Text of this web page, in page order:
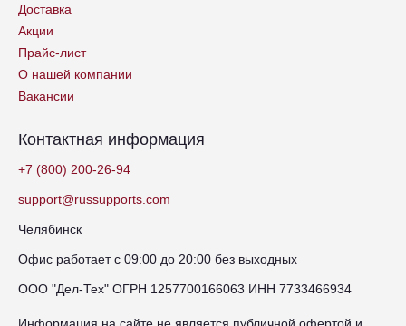
Доставка
Акции
Прайс-лист
О нашей компании
Вакансии
Контактная информация
+7 (800) 200-26-94
support@russupports.com
Челябинск
Офис работает с 09:00 до 20:00 без выходных
ООО "Дел-Тех" ОГРН 1257700166063 ИНН 7733466934
Информация на сайте не является публичной офертой и